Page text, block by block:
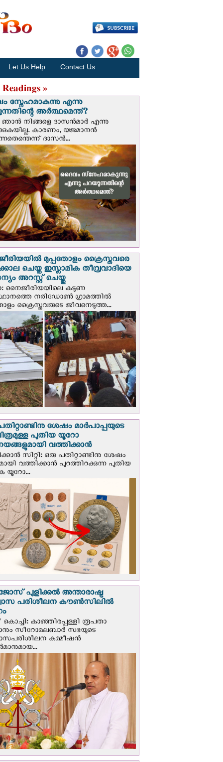
Let Us Help Contact Us
»
സ്നേഹമാകുന്നു എന്നു
അർത്ഥമെന്ത്?
ഞാന്‍ നിങ്ങളെ ദാസന്‍മാര്‍ എന്നു
കാരണം, യജമാനന്‍
ദാസന്‍...
മുപ്പതോളം ക്രൈസ്തവരെ
ചെയ്ത ഇസ്ലാമിക തീവ്രവാദിയെ
അറസ്റ്റ് ചെയ്തു
നൈജീരിയയിലെ കടുണ
നരിഡോൺ ഗ്രാമത്തിൽ
ക്രൈസ്തവരുടെ ജീവനെടുത്ത...
ശേഷം മാർപാപ്പയുടെ
പുതിയ യൂറോ
വത്തിക്കാന്‍
സിറ്റി: ഒരു പതിറ്റാണ്ടിനു ശേഷം
വത്തിക്കാൻ പുറത്തിറക്കുന്ന പുതിയ
യൂറോ...
പുളിക്കൽ അന്താരാഷ്ട്ര
പരിശീലന കൗൺസിലിൽ
കാഞ്ഞിരപ്പള്ളി രൂപതാ
സീറോമലബാർ സഭയുടെ
കമ്മീഷൻ